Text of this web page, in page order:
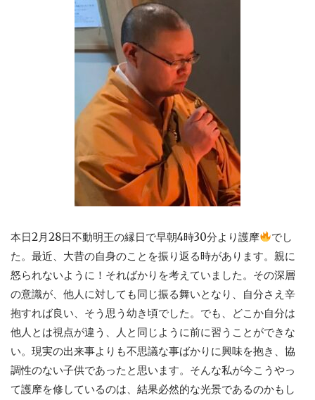
本日2月28日不動明王の縁日で早朝4時30分より護摩
でし
た。最近、大昔の自身のことを振り返る時があります。親に
怒られないように！そればかりを考えていました。その深層
の意識が、他人に対しても同じ振る舞いとなり、自分さえ辛
抱すれば良い、そう思う幼き頃でした。でも、どこか自分は
他人とは視点が違う、人と同じように前に習うことができな
い。現実の出来事よりも不思議な事ばかりに興味を抱き、協
調性のない子供であったと思います。そんな私が今こうやっ
て護摩を修しているのは、結果必然的な光景であるのかもし